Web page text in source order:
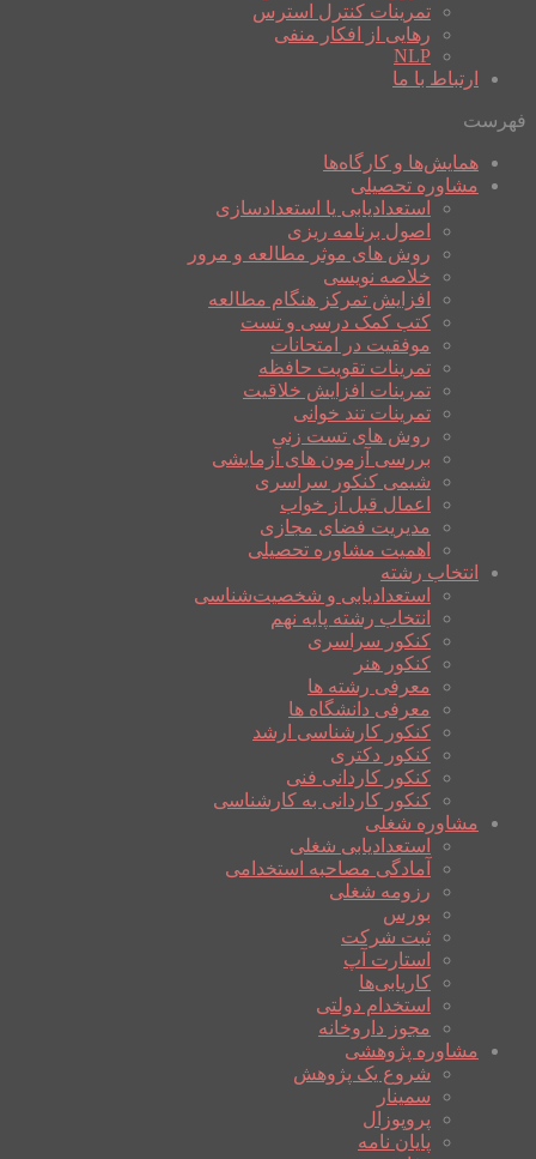
تمرینات کنترل استرس
رهایی از افکار منفی
NLP
ارتباط با ما
فهرست
همایش‌ها و کارگاه‌ها
مشاوره تحصیلی
استعدادیابی یا استعدادسازی
اصول برنامه ریزی
روش های موثر مطالعه و مرور
خلاصه نویسی
افزایش تمرکز هنگام مطالعه
کتب کمک درسی و تست
موفقیت در امتحانات
تمرینات تقویت حافظه
تمرینات افزایش خلاقیت
تمرینات تند خوانی
روش های تست زنی
بررسی آزمون های آزمایشی
شیمی کنکور سراسری
اعمال قبل از خواب
مدیریت فضای مجازی
اهمیت مشاوره تحصیلی
انتخاب رشته
استعدادیابی و شخصیت‌شناسی
انتخاب رشته پایه نهم
کنکور سراسری
کنکور هنر
معرفی رشته ها
معرفی دانشگاه ها
کنکور کارشناسی ارشد
کنکور دکتری
کنکور کاردانی فنی
کنکور کاردانی به کارشناسی
مشاوره شغلی
استعدادیابی شغلی
آمادگی مصاحبه استخدامی
رزومه شغلی
بورس
ثبت شرکت
استارت آپ
کاریابی‌ها
استخدام دولتی
مجوز داروخانه
مشاوره پژوهشی
شروع یک پژوهش
سمینار
پروپوزال
پایان نامه